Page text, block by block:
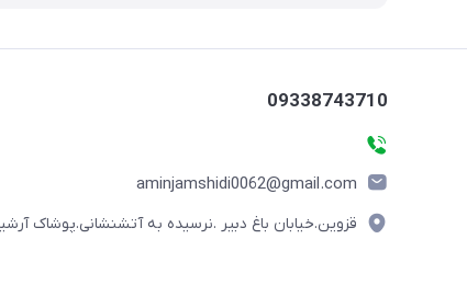
09338743710
aminjamshidi0062@gmail.com
قزوین.خیابان باغ دبیر .نرسیده به آتشنشانی.پوشاک